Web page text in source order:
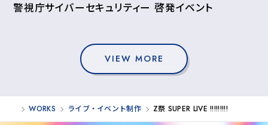
警視庁サイバーセキュリティー 啓発イベント
VIEW MORE
WORKS ライブ・イベント制作 Z祭 SUPER LIVE !!!!!!!!!